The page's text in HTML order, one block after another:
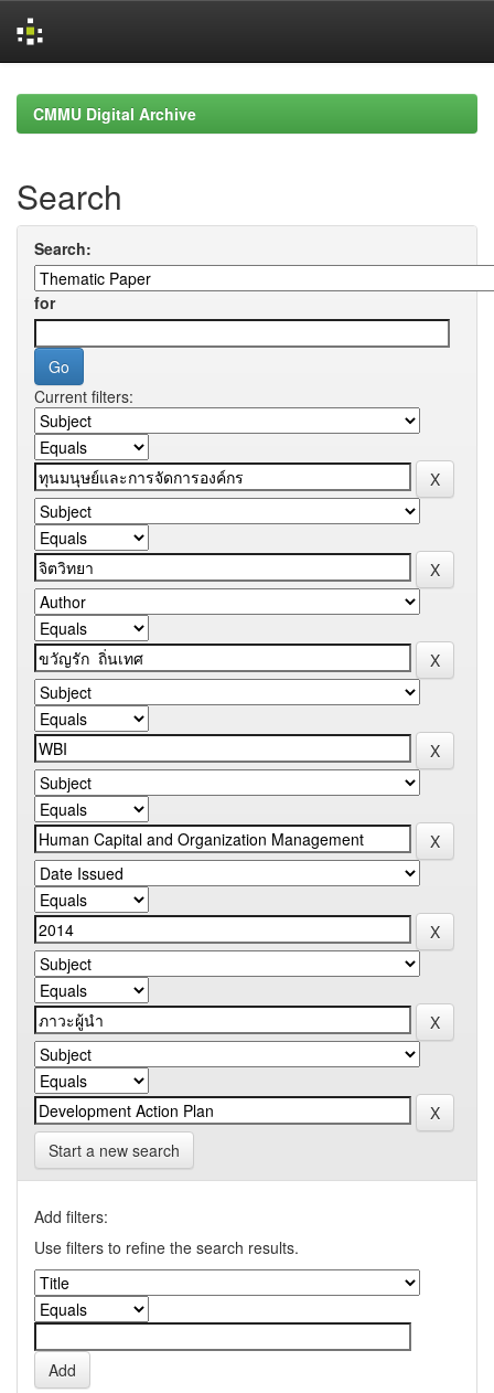
navigationCMMU Digital Archive
Search
Search:
for
Current filters:
Start a new search
Add filters:
Use filters to refine the search results.